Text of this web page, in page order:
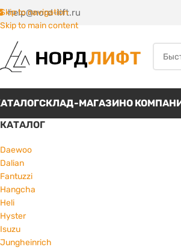
Skip to navigation
Skip to main content
help@nord-lift.ru
СКЛАД-МАГАЗИНО
КАТАЛОГ
Daewoo
Dalian
Fantuzzi
Hangcha
Heli
Hyster
Isuzu
Jungheinrich